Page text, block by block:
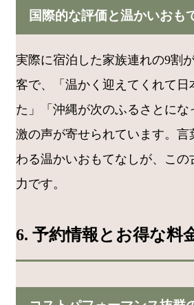
国際的な評価と温かいおも
実際に宿泊した家族連れの9割
客で、「温かく迎えてくれて日
た」「沖縄が次のふるさとにな
激の声が寄せられています。言
わる温かいおもてなしが、この
力です。
6. 予約情報とお得な料